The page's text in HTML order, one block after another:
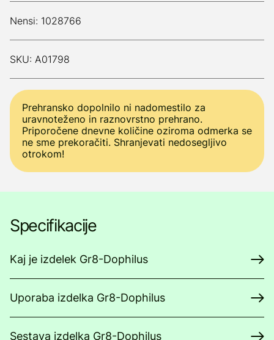
Nensi: 1028766
SKU: A01798
Prehransko dopolnilo ni nadomestilo za
uravnoteženo in raznovrstno prehrano.
Priporočene dnevne količine oziroma odmerka se
ne sme prekoračiti. Shranjevati nedosegljivo
otrokom!
Specifikacije
Kaj je izdelek Gr8-Dophilus
Uporaba izdelka Gr8-Dophilus
Sestava izdelka Gr8-Dophilus